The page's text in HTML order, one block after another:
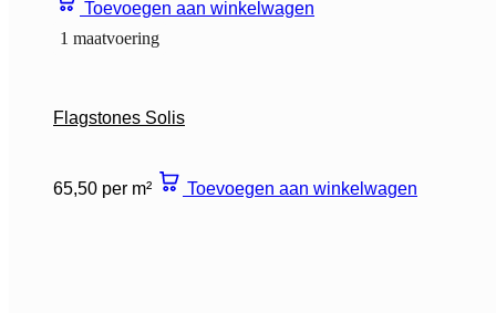
Toevoegen aan winkelwagen
1 maatvoering
Flagstones Solis
65,50 per m² Toevoegen aan winkelwagen